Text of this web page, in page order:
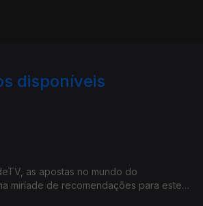
disponíveis
as apostas no mundo do
miríade de recomendações para este